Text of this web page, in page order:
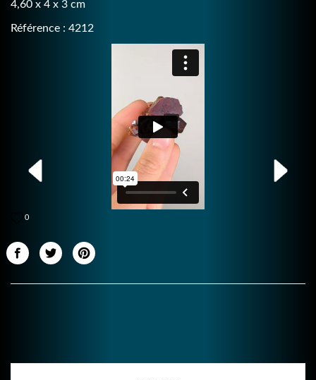
4,60 x 4 x 3 cm
Référence : 4212
0